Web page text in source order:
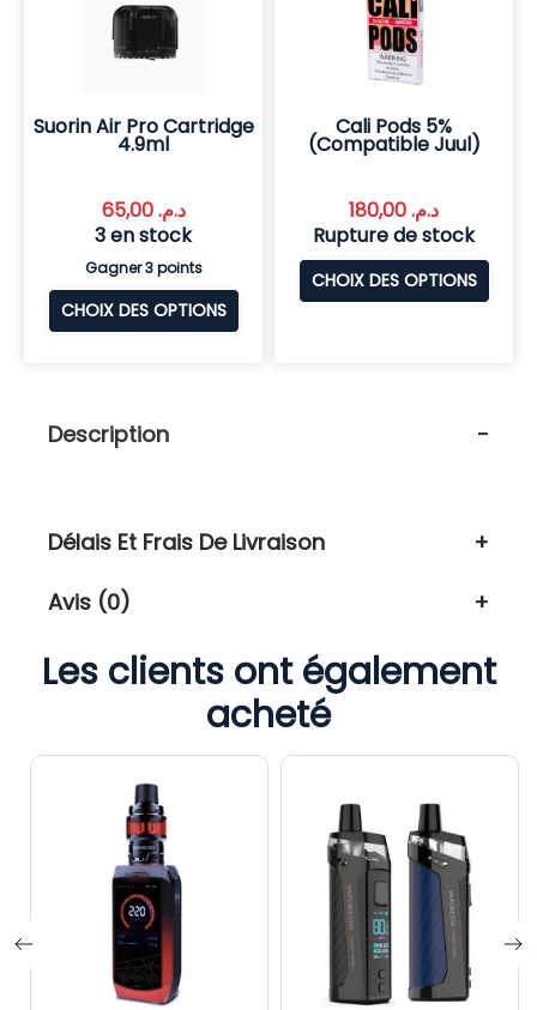
Suorin Air Pro Cartridge
4.9ml
د.م.65,00
3 en stock
Gagner 3 points
CHOIX DES OPTIONS
Cali Pods 5%
(Compatible Juul)
د.م.
Rupture de stock
CHOIX DES OPTIONS
Description
Délais Et Frais De Livraison
Avis (0)
Les clients ont également
acheté